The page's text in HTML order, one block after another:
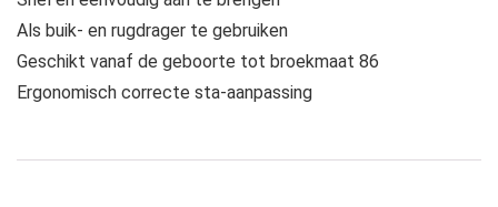
Als buik- en rugdrager te gebruiken
Geschikt vanaf de geboorte tot broekmaat 86
Ergonomisch correcte sta-aanpassing